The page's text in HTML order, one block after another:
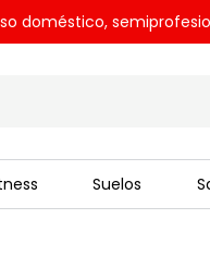
doméstico,
Suelos